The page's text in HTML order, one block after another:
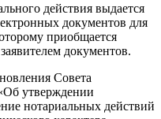
действия выдается
документов для
приобщается
документов.
Совета
утверждении
нотариальных действий